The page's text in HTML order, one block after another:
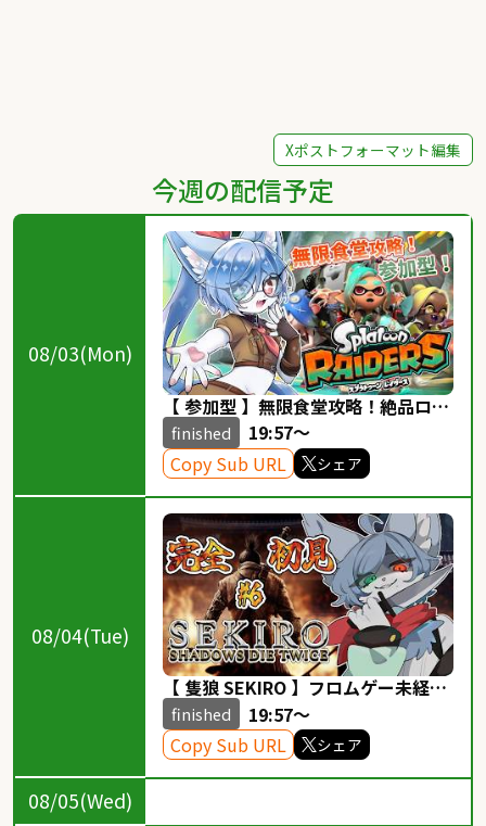
Xポストフォーマット編集
今週の配信予定
08/03(Mon)
【 参加型 】無限食堂攻略！絶品ロー
ラーを求めて！【スプラトゥーン レ
イダース】
finished
19:57～
Copy Sub URL
シェア
08/04(Tue)
【 隻狼 SEKIRO 】フロムゲー未経験
のSEKIRO！獅子猿で死屍累々＃６
【スパチャ・メンギフ禁止】
finished
19:57～
Copy Sub URL
シェア
08/05(Wed)